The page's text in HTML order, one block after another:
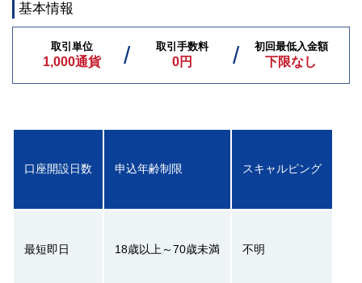
基本情報
取引単位
1,000通貨
取引手数料
0円
初回最低入金額
下限なし
口座開設日数 申込年齢制限 スキャルピング
最短即日 18歳以上～70歳未満 不明